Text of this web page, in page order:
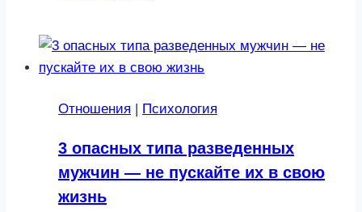
которых
не
знакомить
своим
мужчиной
Отношения Психология
3 опасных типа разведенных
мужчин — не пускайте их в свою
жизнь